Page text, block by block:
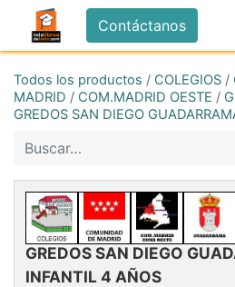
Contáctanos
Todos los productos / COLEGIOS /
MADRID / COM.MADRID OESTE /
GREDOS SAN DIEGO
GREDOS SAN DIEGO
INFANTIL 4 AÑOS